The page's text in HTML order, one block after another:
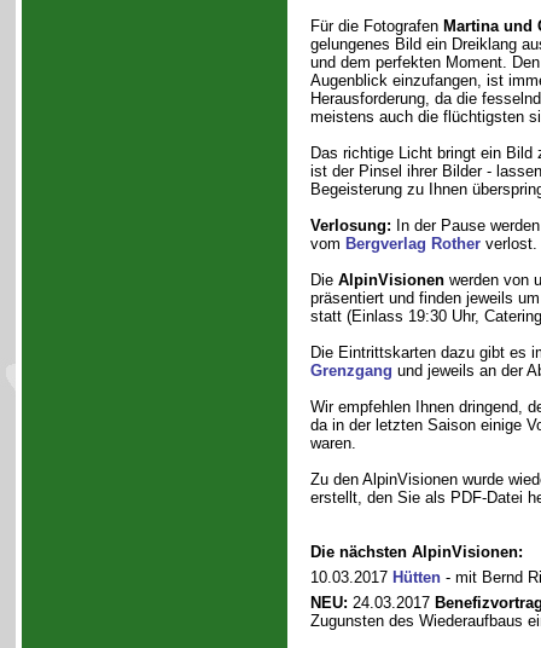
Für die Fotografen Martina und
gelungenes Bild ein Dreiklang
und dem perfekten Moment.
Augenblick einzufangen, ist
Herausforderung, da die
meistens auch die flüchtigsten
Das richtige Licht bringt ein Bild
ist der Pinsel ihrer Bilder -
Begeisterung zu Ihnen
Verlosung: In der Pause
vom Bergverlag Rotherverlost.
Die AlpinVisionenwerden von
präsentiert und finden jeweils
statt (Einlass 19:30 Uhr,
Die Eintrittskarten dazu gibt es
Grenzgang und jeweils an der
Wir empfehlen Ihnen dringend,
da in der letzten Saison einige
waren.
Zu den AlpinVisionen wurde
erstellt, den Sie als PDF-Datei
Die nächsten AlpinVisionen:
10.03.2017 Hütten- mit Bernd
NEU: 24.03.2017
Zugunsten des Wiederaufbaus